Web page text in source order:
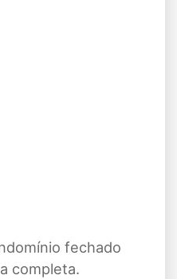
fechado
completa.